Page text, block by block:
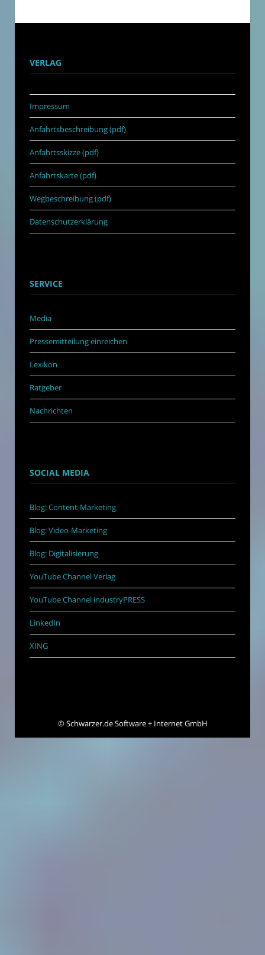
VERLAG
Impressum
Anfahrtsbeschreibung (pdf)
Anfahrtsskizze (pdf)
Anfahrtskarte (pdf)
Wegbeschreibung (pdf)
Datenschutzerklärung
SERVICE
Media
Pressemitteilung einreichen
Lexikon
Ratgeber
Nachrichten
SOCIAL MEDIA
Blog: Content-Marketing
Blog: Video-Marketing
Blog: Digitalisierung
YouTube Channel Verlag
YouTube Channel industryPRESS
LinkedIn
XING
©Schwarzer.de Software + Internet GmbH